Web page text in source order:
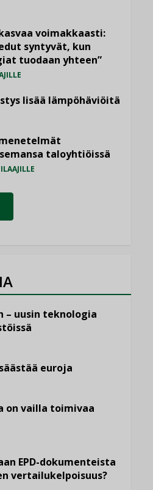
voimakkaasti:
syntyvät, kun
tuodaan yhteen”
lisää lämpöhäviöitä
taloyhtiöissä
– uusin teknologia
euroja
on vailla toimivaa
EPD-dokumenteista
vertailukelpoisuus?